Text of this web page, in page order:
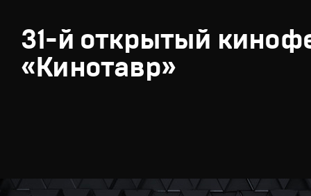
31-й открытый
«Кинотавр»